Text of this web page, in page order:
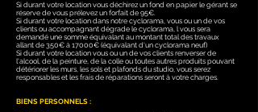
Si durant votre location vous déchirez un fond en papier le gérant se
réserve de vous prélevez un forfait de 95€.
Si durant votre location dans notre cyclorama, vous ou un de vos
clients ou accompagnant dégrade le cyclorama, l vous sera
demandé une somme équivalant au montant total des travaux
allant de 350€ à 17000€ (équivalant d'un cyclorama neuf)
Si durant votre location vous ou un de vos clients renverser de
l'alcool, de la peinture, de la colle ou toutes autres produits pouvant
détériorer les murs, les sols et plafonds du studio, vous serez
responsables et les frais de réparations seront à votre charges.
BIENS PERSONNELS :